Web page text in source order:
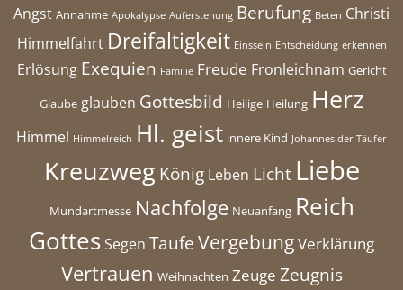
Angst Annahme Apokalypse Auferstehung Berufung Beten Christi
Himmelfahrt Dreifaltigkeit Einssein Entscheidung erkennen
Erlösung Exequien Familie Freude Fronleichnam Gericht
Glaube glauben Gottesbild Heilige Heilung Herz
Himmel Himmelreich Hl. geist innere Kind Johannes der Täufer
Kreuzweg König Leben Licht Liebe
Mundartmesse Nachfolge Neuanfang Reich
Gottes Segen TaufeVergebungVerklärung
Vertrauen Weihnachten Zeuge Zeugnis